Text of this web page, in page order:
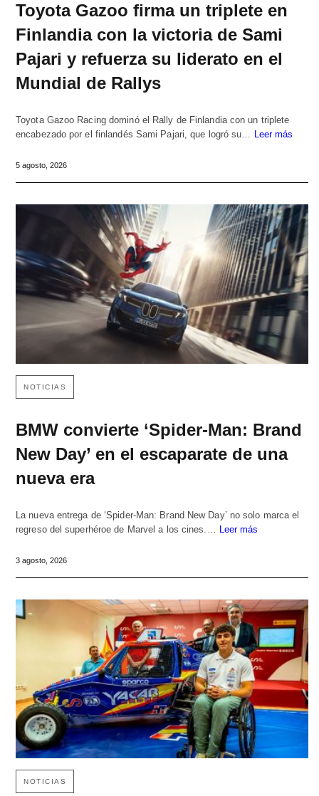
Toyota Gazoo firma un triplete en
Finlandia con la victoria de Sami
Pajari y refuerza su liderato en el
Mundial de Rallys
Toyota Gazoo Racing dominó el Rally de Finlandia con un triplete
encabezado por el finlandés Sami Pajari, que logró su… Leer más
5 agosto, 2026
NOTICIAS
BMW convierte ‘Spider-Man: Brand
New Day’ en el escaparate de una
nueva era
La nueva entrega de ‘Spider-Man: Brand New Day’ no solo marca el
regreso del superhéroe de Marvel a los cines.… Leer más
3 agosto, 2026
NOTICIAS